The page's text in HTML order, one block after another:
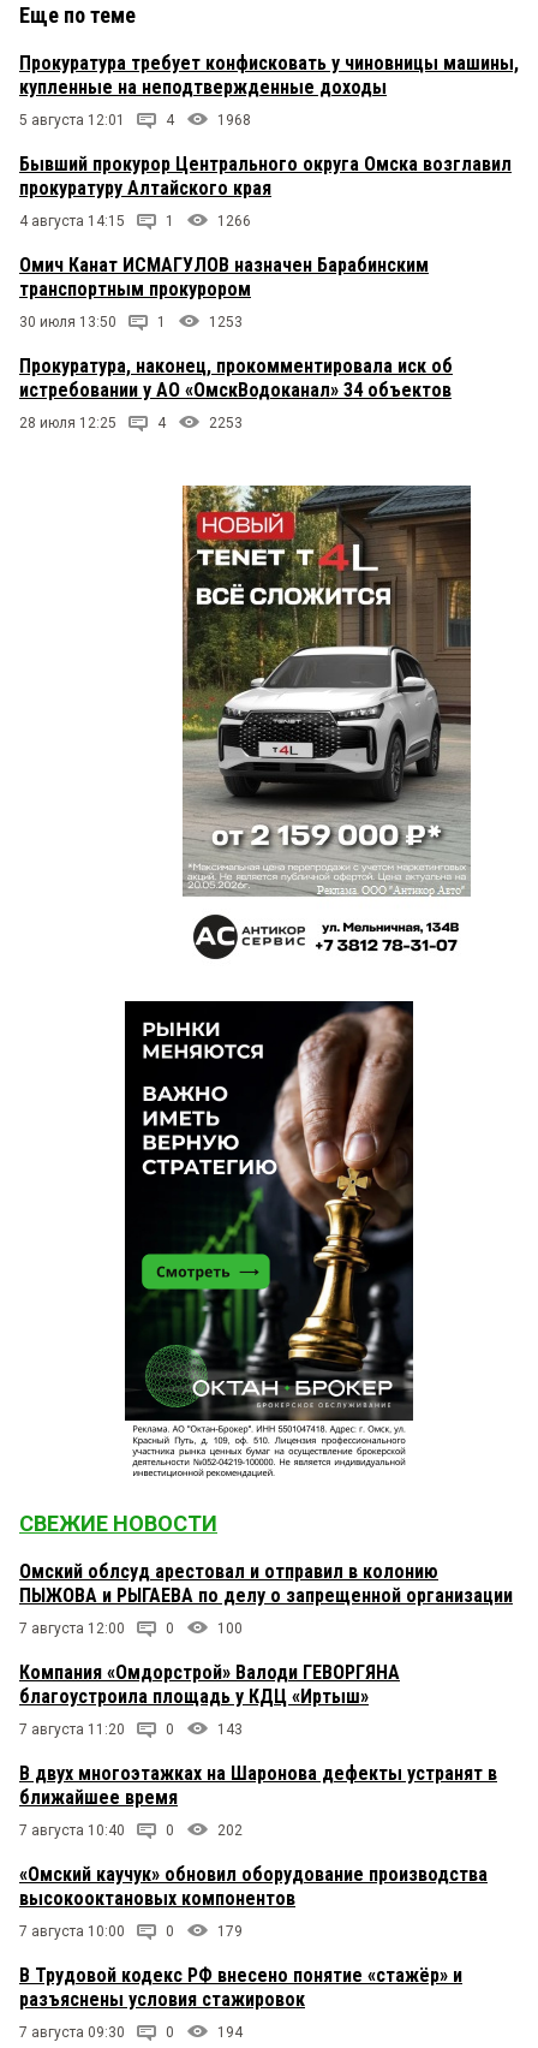
Еще по теме
Прокуратура требует конфисковать у чиновницы машины,
купленные на неподтвержденные доходы
5 августа 12:01 4 1968
Бывший прокурор Центрального округа Омска возглавил
прокуратуру Алтайского края
4 августа 14:15 1 1266
Омич Канат ИСМАГУЛОВ назначен Барабинским
транспортным прокурором
30 июля 13:50 1 1253
Прокуратура, наконец, прокомментировала иск об
истребовании у АО «ОмскВодоканал» 34 объектов
28 июля 12:25 4 2253
СВЕЖИЕ НОВОСТИ
Омский облсуд арестовал и отправил в колонию
ПЫЖОВА и РЫГАЕВА по делу о запрещенной организации
7 августа 12:00 0 100
Компания «Омдорстрой» Валоди ГЕВОРГЯНА
благоустроила площадь у КДЦ «Иртыш»
7 августа 11:20 0 143
В двух многоэтажках на Шаронова дефекты устранят в
ближайшее время
7 августа 10:40 0 202
«Омский каучук» обновил оборудование производства
высокооктановых компонентов
7 августа 10:00 0 179
В Трудовой кодекс РФ внесено понятие «стажёр» и
разъяснены условия стажировок
7 августа 09:30 0 194